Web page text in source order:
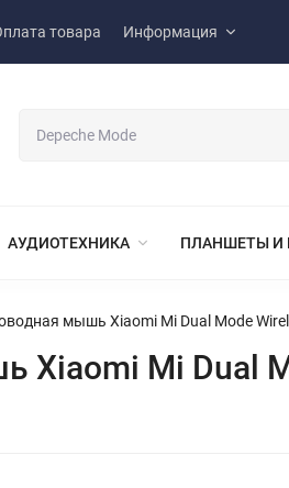
товара Информация
АУДИОТЕХНИКА ПЛАНШЕТЫ И
мышь Xiaomi Mi Dual Mode
Xiaomi Mi Dual